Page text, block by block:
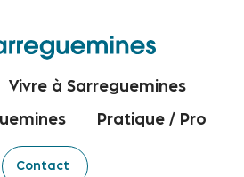
Vivre à Sarreguemines
Pratique / Pro
Contact